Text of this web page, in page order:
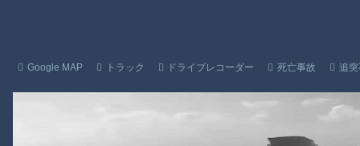
Google MAP トラック ドライブレコーダー 死亡事故 追